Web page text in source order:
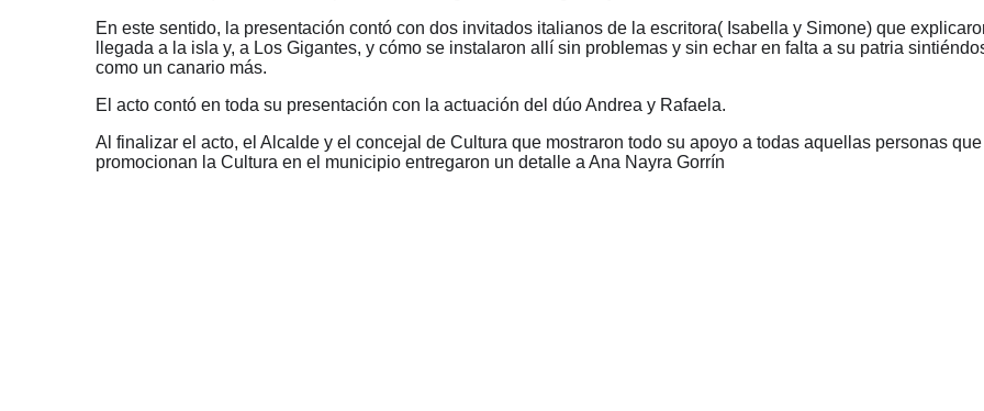
En este sentido, la presentación contó con dos invitados italianos de la escritora( Isabella y Simone) que
llegada a la isla y, a Los Gigantes, y cómo se instalaron allí sin problemas y sin echar en falta a su patria
como un canario más.
El acto contó en toda su presentación con la actuación del dúo Andrea y Rafaela.
Al finalizar el acto, el Alcalde y el concejal de Cultura que mostraron todo su apoyo a todas aquellas personas que
promocionan la Cultura en el municipio entregaron un detalle a Ana Nayra Gorrín